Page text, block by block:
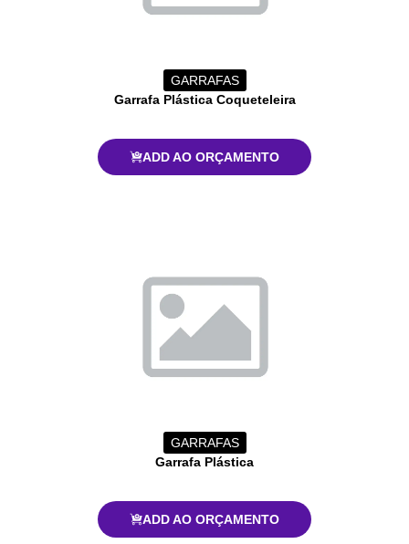
GARRAFAS
Garrafa Plástica Coqueteleira
ADD AO ORÇAMENTO
GARRAFAS
Garrafa Plástica
ADD AO ORÇAMENTO